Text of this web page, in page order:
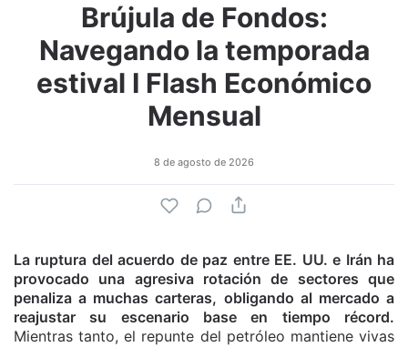
Brújula de Fondos:
Navegando la temporada
estival I Flash Económico
Mensual
8 de agosto de 2026
La ruptura del acuerdo de paz entre EE. UU. e Irán ha
provocado una agresiva rotación de sectores que
penaliza a muchas carteras, obligando al mercado a
reajustar su escenario base en tiempo récord.
Mientras tanto, el repunte del petróleo mantiene vivas